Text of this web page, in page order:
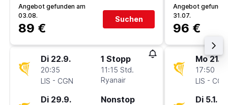
Angebot gefunden am
03.08.
89 €
Suchen
Di 22.9.
20:35
LIS - CGN
1 Stopp
11:15 Std.
Ryanair
Di 29.9. Nonstop
Angebot
31.07.
96 €
Mo
17:50
LIS - CGN
Di 5.1.